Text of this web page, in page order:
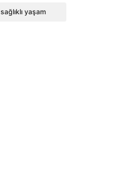
sağlıklı yaşam